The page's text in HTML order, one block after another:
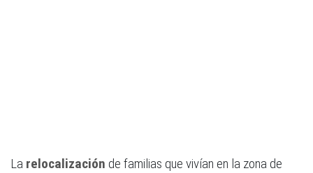
La relocalización de familias que vivían en la zona de